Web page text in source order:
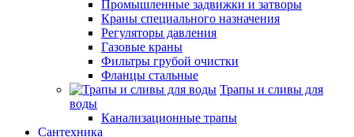
Промышленные задвижки и затворы
Краны специального назначения
Регуляторы давления
Газовые краны
Фильтры грубой очистки
Фланцы стальные
Трапы и сливы для
воды
Канализационные трапы
Сантехника